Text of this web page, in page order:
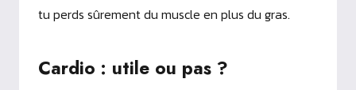
tu perds sûrement du muscle en plus du gras.
Cardio : utile ou pas ?